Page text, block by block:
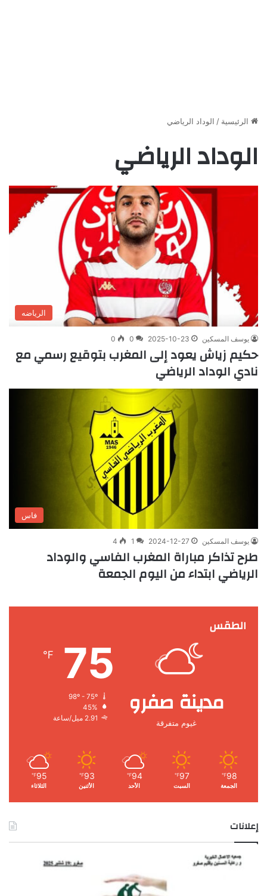
الرئيسية / الوداد الرياضي
الوداد الرياضي
الرياضه
يوسف المسكين 2025-10-23
0
0
حكيم زياش يعود إلى المغرب بتوقيع رسمي مع
نادي الوداد الرياضي
فاس
يوسف المسكين 2024-12-27
1
4
طرح تذاكر مباراة المغرب الفاسي والوداد
الرياضي ابتداء من اليوم الجمعة
الطقس
مدينة صفرو
غيوم متفرقة
75
℉
45%
2.91 ميل/ساعة
98
℉
الجمعة
97
℉
السبت
94
℉
الأحد
93
℉
الأثنين
95
℉
الثلاثاء
إعلانات